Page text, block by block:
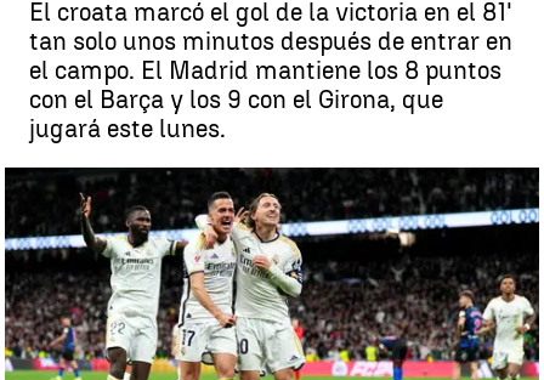
El croata marcó el gol de la victoria en el 81'
tan solo unos minutos después de entrar en
el campo. El Madrid mantiene los 8 puntos
con el Barça y los 9 con el Girona, que
jugará este lunes.